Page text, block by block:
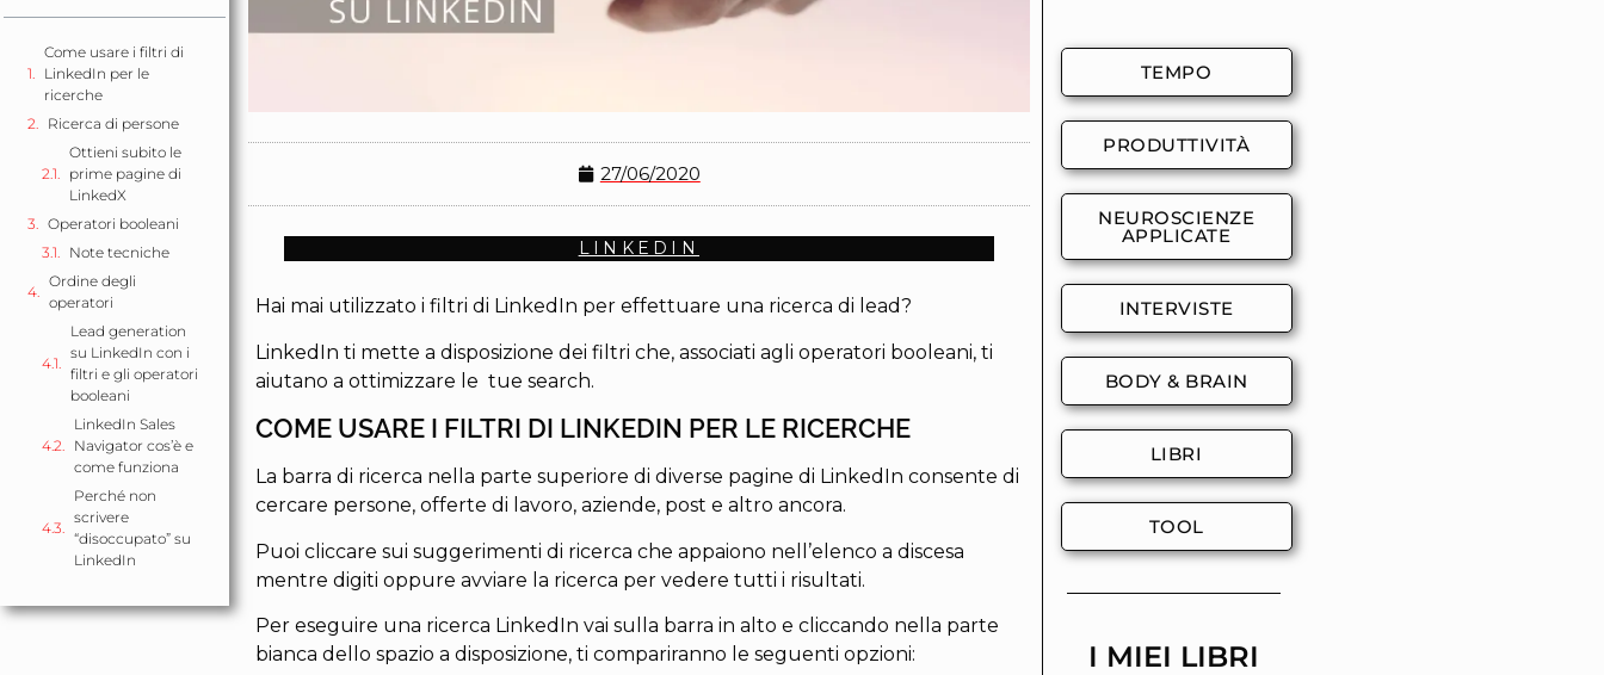
Come usare i filtri di
LinkedIn per le
ricerche
Ricerca di persone
Ottieni subito le
prime pagine di
LinkedX
Operatori booleani
Note tecniche
Ordine degli
operatori
Lead generation
su LinkedIn con i
filtri e gli operatori
booleani
LinkedIn Sales
Navigator cos’è e
come funziona
Perché non
scrivere
“disoccupato” su
LinkedIn
27/06/2020
LINKEDIN
Hai mai utilizzato i filtri di LinkedIn per effettuare una ricerca di lead?
LinkedIn ti mette a disposizione dei filtri che, associati agli operatori booleani, ti
aiutano a ottimizzare le tue search.
COME USARE I FILTRI DI LINKEDIN PER LE RICERCHE
La barra di ricerca nella parte superiore di diverse pagine di LinkedIn consente di
cercare persone, offerte di lavoro, aziende, post e altro ancora.
Puoi cliccare sui suggerimenti di ricerca che appaiono nell’elenco a discesa
mentre digiti oppure avviare la ricerca per vedere tutti i risultati.
Per eseguire una ricerca LinkedIn vai sulla barra in alto e cliccando nella parte
bianca dello spazio a disposizione, ti compariranno le seguenti opzioni:
TEMPO
PRODUTTIVITÀ
NEUROSCIENZE
APPLICATE
INTERVISTE
BODY & BRAIN
LIBRI
TOOL
I MIEI LIBRI